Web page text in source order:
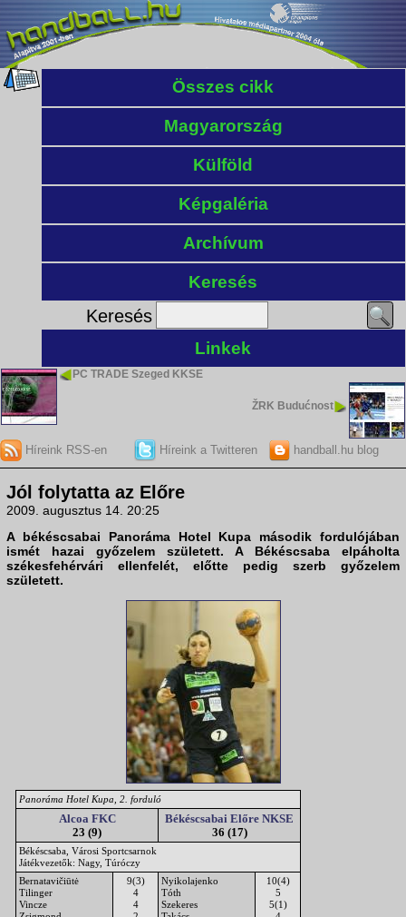
Összes cikk
Magyarország
Külföld
Képgaléria
Archívum
Keresés
Keresés
Linkek
PC TRADE Szeged KKSE
ŽRK Budućnost
Híreink RSS-en Híreink a Twitteren handball.hu blog
Jól folytatta az Előre
2009. augusztus 14. 20:25
A békéscsabai Panoráma Hotel Kupa második fordulójában
ismét hazai győzelem született. A Békéscsaba elpáholta
székesfehérvári ellenfelét, előtte pedig szerb győzelem
született.
Panoráma Hotel Kupa, 2. forduló
Alcoa FKC
23 (9)
Békéscsabai Előre NKSE
36 (17)
Békéscsaba, Városi Sportcsarnok
Játékvezetők: Nagy, Túróczy
Bernatavičiūtė
Tilinger
Vincze
9(3)
4
4
Nyikolajenko
Tóth
Szekeres
10(4)
5
5(1)